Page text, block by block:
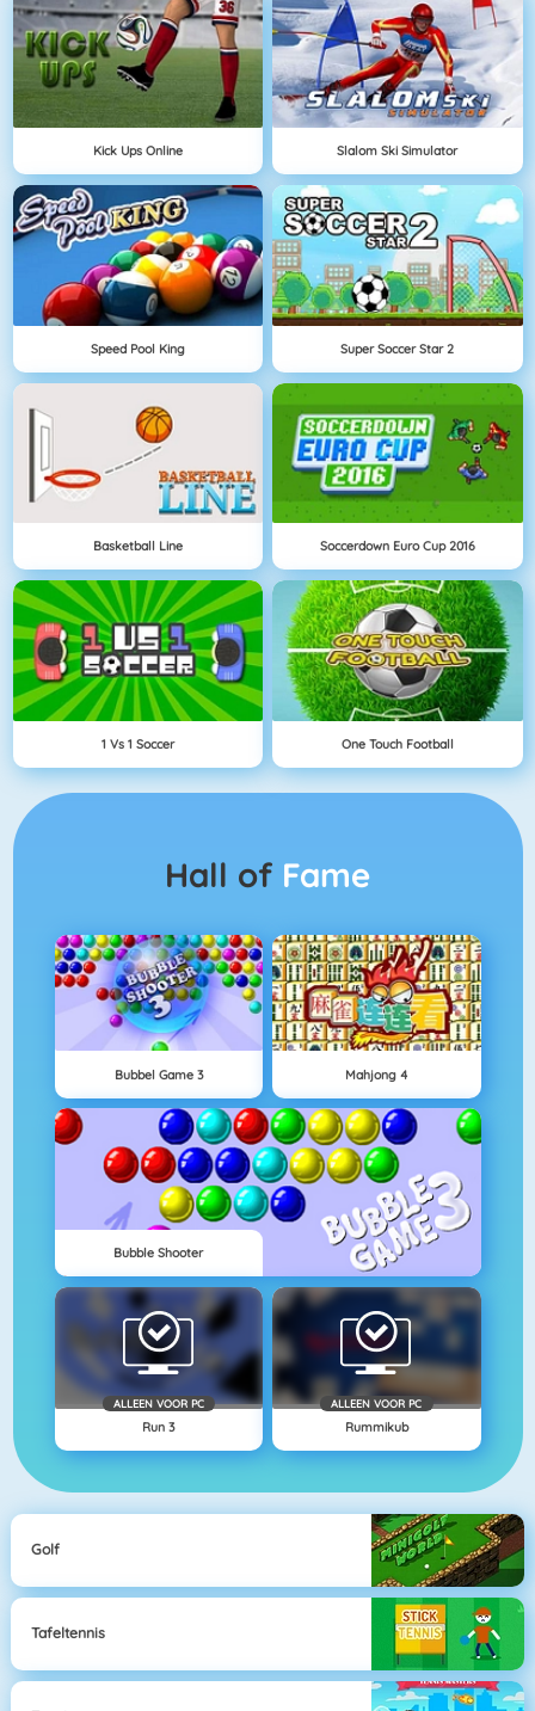
Kick Ups Online Slalom Ski Simulator
Speed Pool King Super Soccer Star 2
Basketball Line Soccerdown Euro Cup 2016
1 Vs 1 Soccer One Touch Football
Hall of Fame
Bubbel Game 3 Mahjong 4
Bubble Shooter
ALLEEN VOOR PC
Run 3
ALLEEN VOOR PC
Rummikub
Golf
Tafeltennis